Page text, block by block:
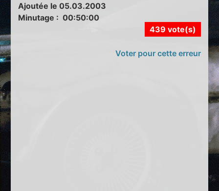
Ajoutée le 05.03.2003
Minutage : 00:50:00
439 vote(s)
Voter pour cette erreur